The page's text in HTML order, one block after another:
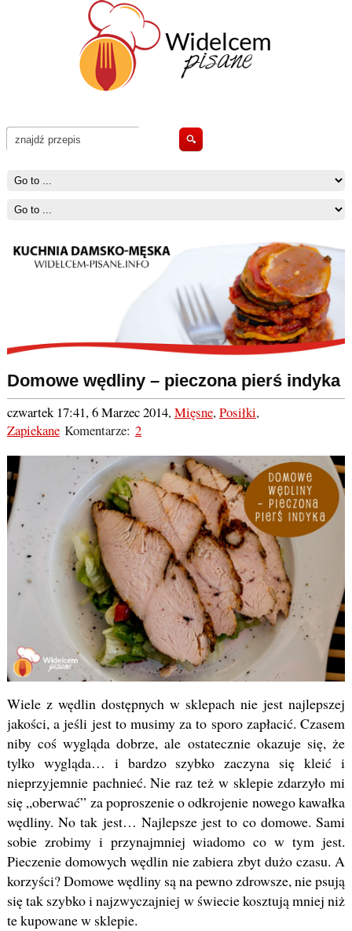
Domowe wędliny – pieczona pierś indyka
czwartek 17:41, 6 Marzec 2014,Mięsne,Posiłki,
ZapiekaneKomentarze: 2
Wiele z wędlin dostępnych w sklepach nie jest najlepszej
jakości, a jeśli jest to musimy za to sporo zapłacić. Czasem
niby coś wygląda dobrze, ale ostatecznie okazuje się, że
tylko wygląda… i bardzo szybko zaczyna się kleić i
nieprzyjemnie pachnieć. Nie raz też w sklepie zdarzyło mi
się „oberwać” za poproszenie o odkrojenie nowego kawałka
wędliny. No tak jest… Najlepsze jest to co domowe. Sami
sobie zrobimy i przynajmniej wiadomo co w tym jest.
Pieczenie domowych wędlin nie zabiera zbyt dużo czasu. A
korzyści? Domowe wędliny są na pewno zdrowsze, nie psują
się tak szybko i najzwyczajniej w świecie kosztują mniej niż
te kupowane w sklepie.